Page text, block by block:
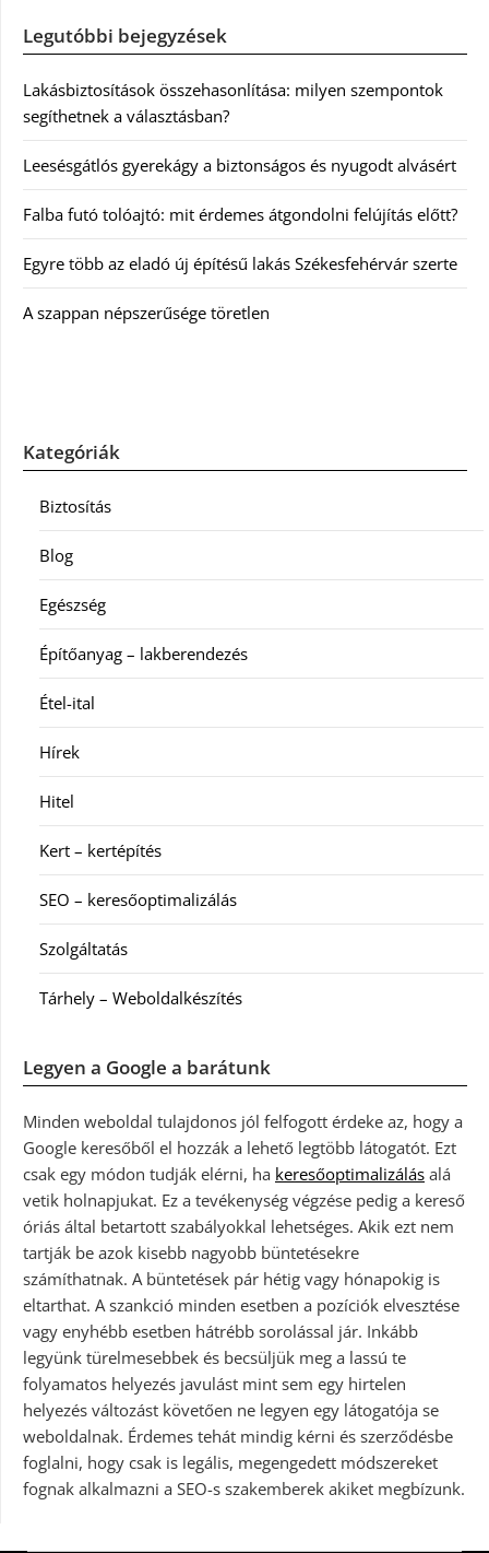
Legutóbbi bejegyzések
Lakásbiztosítások összehasonlítása: milyen szempontok
segíthetnek a választásban?
Leesésgátlós gyerekágy a biztonságos és nyugodt alvásért
Falba futó tolóajtó: mit érdemes átgondolni felújítás előtt?
Egyre több az eladó új építésű lakás Székesfehérvár szerte
A szappan népszerűsége töretlen
Kategóriák
Biztosítás
Blog
Egészség
Építőanyag – lakberendezés
Étel-ital
Hírek
Hitel
Kert – kertépítés
SEO – keresőoptimalizálás
Szolgáltatás
Tárhely – Weboldalkészítés
Legyen a Google a barátunk
Minden weboldal tulajdonos jól felfogott érdeke az, hogy a
Google keresőből el hozzák a lehető legtöbb látogatót. Ezt
csak egy módon tudják elérni, ha keresőoptimalizálás alá
vetik holnapjukat. Ez a tevékenység végzése pedig a kereső
óriás által betartott szabályokkal lehetséges. Akik ezt nem
tartják be azok kisebb nagyobb büntetésekre
számíthatnak. A büntetések pár hétig vagy hónapokig is
eltarthat. A szankció minden esetben a pozíciók elvesztése
vagy enyhébb esetben hátrébb sorolással jár. Inkább
legyünk türelmesebbek és becsüljük meg a lassú te
folyamatos helyezés javulást mint sem egy hirtelen
helyezés változást követően ne legyen egy látogatója se
weboldalnak. Érdemes tehát mindig kérni és szerződésbe
foglalni, hogy csak is legális, megengedett módszereket
fognak alkalmazni a SEO-s szakemberek akiket megbízunk.